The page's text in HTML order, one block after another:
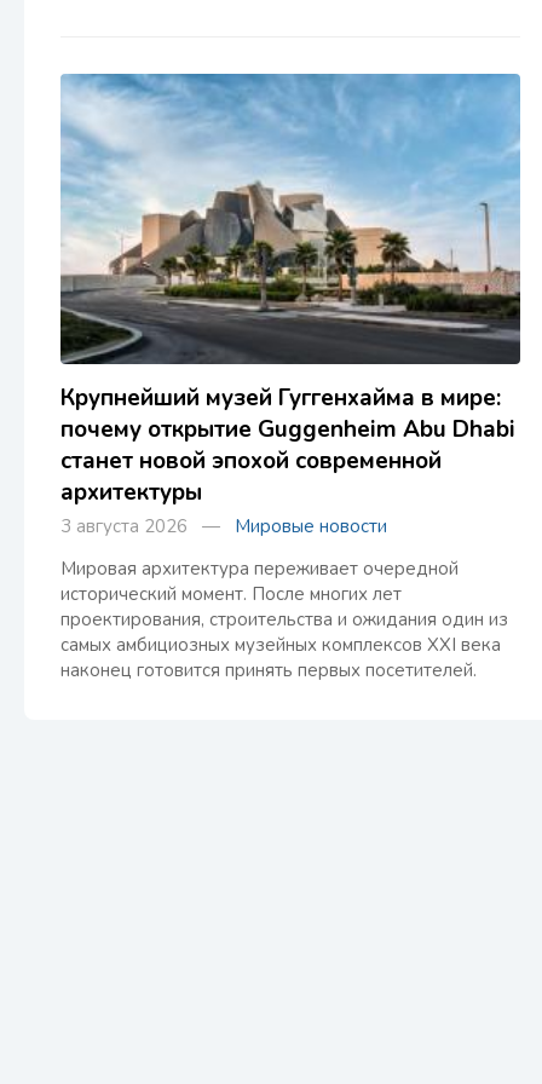
Крупнейший музей Гуггенхайма в мире:
почему открытие Guggenheim Abu Dhabi
станет новой эпохой современной
архитектуры
3 августа 2026 — Мировые новости
Мировая архитектура переживает очередной
исторический момент. После многих лет
проектирования, строительства и ожидания один из
самых амбициозных музейных комплексов XXI века
наконец готовится принять первых посетителей.